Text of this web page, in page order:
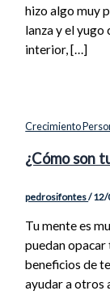
hizo algo muy
lanza y el yugo
interior, […]
Crecimiento
¿Cómo son
pedrosifontes/12/
Tu mente es
puedan
beneficios de
ayudar a otros